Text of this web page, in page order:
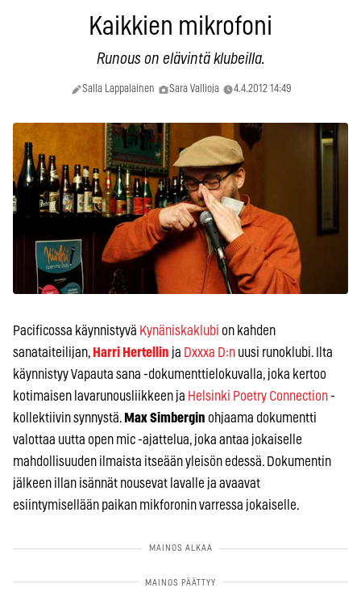
Kaikkien mikrofoni
Runous on elävintä klubeilla.
Salla Lappalainen Sara Vallioja 4.4.2012 14:49
Pacificossa käynnistyvä Kynäniskaklubi on kahden
sanataiteilijan, Harri Hertellin ja Dxxxa D:n uusi runoklubi. Ilta
käynnistyy Vapauta sana -dokumenttielokuvalla, joka kertoo
kotimaisen lavarunousliikkeen ja Helsinki Poetry Connection-
kollektiivin synnystä. Max Simbergin ohjaama dokumentti
valottaa uutta open mic -ajattelua, joka antaa jokaiselle
mahdollisuuden ilmaista itseään yleisön edessä. Dokumentin
jälkeen illan isännät nousevat lavalle ja avaavat
esiintymisellään paikan mikforonin varressa jokaiselle.